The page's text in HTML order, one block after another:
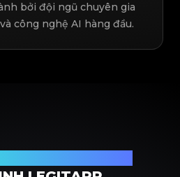
bởi đội ngũ chuyên gia
công nghệ AI hàng đầu.